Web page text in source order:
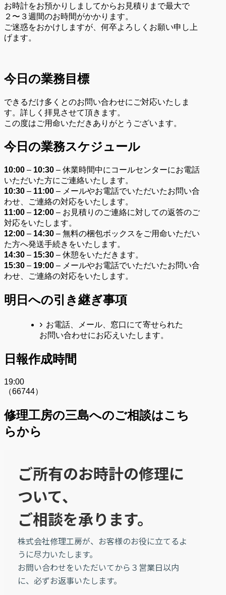
お時計をお預かりしましてからお見積りまで最大で
２〜３週間のお時間がかかります。
ご迷惑をおかけしますが、何卒よろしくお願い申し上
げます。
今日の業務目標
できるだけ多くとのお問い合わせにご対応いたしま
す。詳しく拝見させて頂きます。
この度はご用命いただきありがとうございます。
今日の業務スケジュール
10:00 – 10:30 – 休業時間中にコールセンターにお電話
いただいた方にご連絡いたします。
10:30 – 11:00 – メールやお電話でいただいたお問い合
わせ、ご連絡の対応をいたします。
11:00 – 12:00 – お見積りのご連絡に対しての返答のご
対応をいたします。
12:00 – 14:30 – 無料の梱包ボックスをご用命いただい
た方へ発送手続きをいたします。
14:30 – 15:30 – 休憩をいただきます。
15:30 – 19:00 – メールやお電話でいただいたお問い合
わせ、ご連絡の対応をいたします。
明日への引き継ぎ事項
お電話、メール、窓口にて寄せられた
お問い合わせにお応えいたします。
日報作成時間
19:00
（66744）
修理工房の三島へのご相談はこち
らから